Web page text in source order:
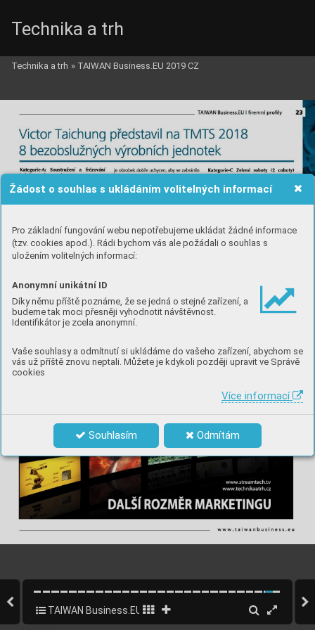
Žádost o souhlas s ukládáním volitelných informací
Pro základní fungování webu nepotřebujeme ukládat žádné informace
(tzv. cookies apod.). Rádi bychom vás ale požádali o souhlas s
uložením volitelných informací:
Anonymní unikátní ID
Díky němu příště poznáme, že se jedná o stejné zařízení, a
budeme tak moci přesněji vyhodnotit návštěvnost.
Identifikátor je zcela anonymní.
Vaše souhlasy a odmítnutí si ukládáme do vašeho zařízení, abychom se
vás už příště znovu neptali. Můžete je kdykoli později upravit ve Správě
cookies
Více informací
Souhlasím Odmítám
Technika a trh
Technika a trh » TAIWAN Business.EU 2019 CZ
TAIWAN Business.EU 2019 CZ